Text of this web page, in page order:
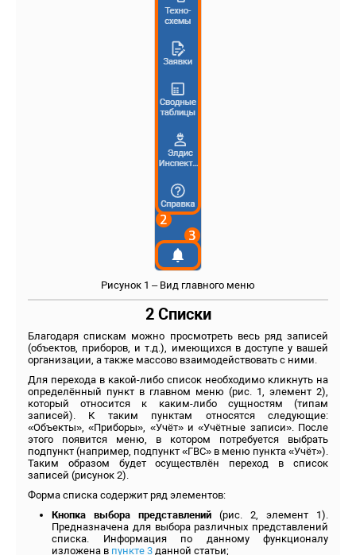
Рисунок 1 – Вид главного меню
2 Списки
Благодаря спискам можно просмотреть весь ряд записей
(объектов, приборов, и т.д.), имеющихся в доступе у вашей
организации, а также массово взаимодействовать с ними.
Для перехода в какой-либо список необходимо кликнуть на
определённый пункт в главном меню (рис. 1, элемент 2),
который относится к каким-либо сущностям (типам
записей). К таким пунктам относятся следующие:
«Объекты», «Приборы», «Учёт» и «Учётные записи». После
этого появится меню, в котором потребуется выбрать
подпункт (например, подпункт «ГВС» в меню пункта «Учёт»).
Таким образом будет осуществлён переход в список
записей (рисунок 2).
Форма списка содержит ряд элементов:
Кнопка выбора представлений (рис. 2, элемент 1).
Предназначена для выбора различных представлений
списка. Информация по данному функционалу
изложена в пункте 3 данной статьи;